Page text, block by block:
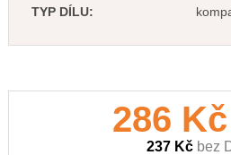
TYP DÍLU:
286 Kč
237 Kč bez